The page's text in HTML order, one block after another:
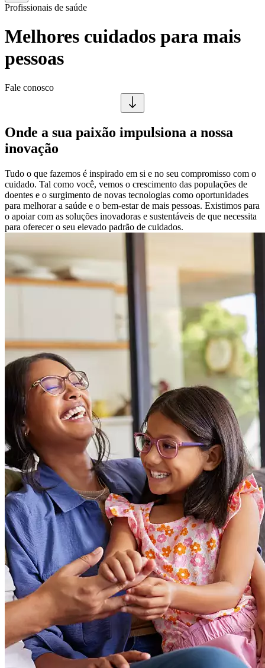
Profissionais de saúde
Melhores cuidados para mais
pessoas
Fale conosco
Onde a sua paixão impulsiona a nossa
inovação
Tudo o que fazemos é inspirado em si e no seu compromisso com o
cuidado. Tal como você, vemos o crescimento das populações de
doentes e o surgimento de novas tecnologias como oportunidades
para melhorar a saúde e o bem-estar de mais pessoas. Existimos para
o apoiar com as soluções inovadoras e sustentáveis ​​de que necessita
para oferecer o seu elevado padrão de cuidados.